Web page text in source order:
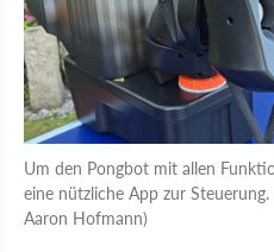
Um den Pongbot mit allen
eine nützliche App zur
Aaron Hofmann)